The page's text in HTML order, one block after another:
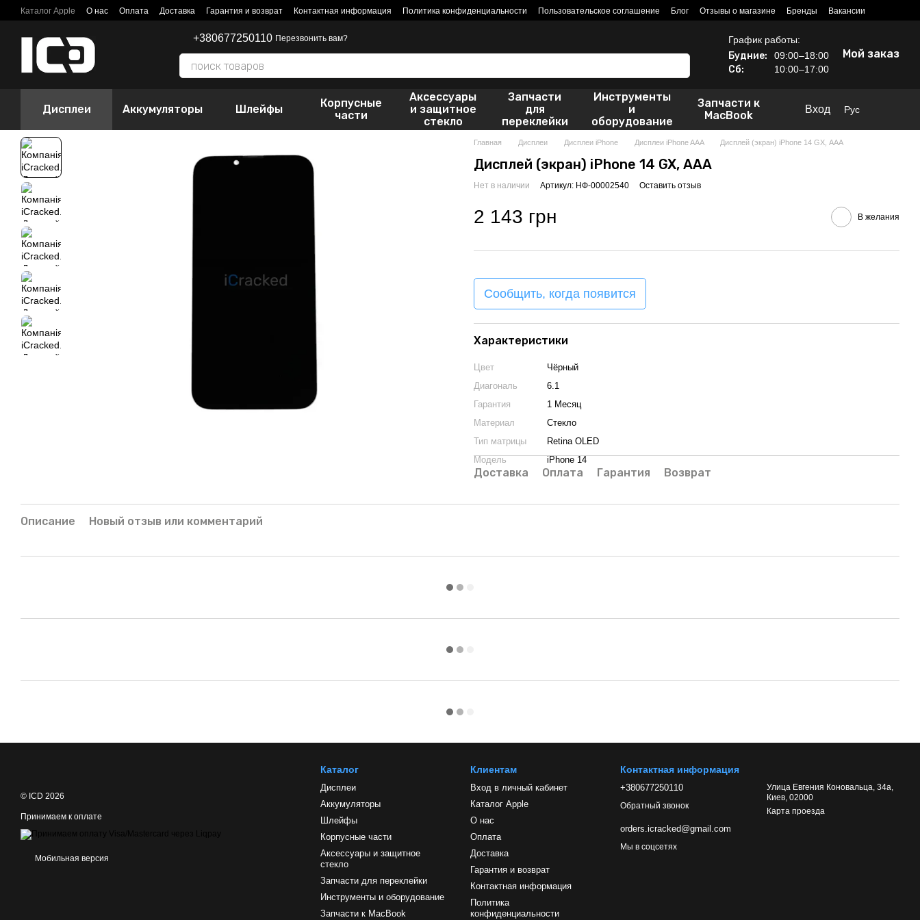
Перейти к основному контенту
Каталог Apple О нас Оплата Доставка Гарантия и возврат Контактная информация Политика конфиденциальности Пользовательское соглашение Блог Отзывы о магазине Бренды Вакансии
+380677250110 Перезвонить вам? График работы:
Будние: 09:00–18:00
Сб: 10:00–17:00
Мой заказ
Дисплеи Аккумуляторы Шлейфы
Корпусные
части
Аксессуары
и защитное
стекло
Запчасти
для
переклейки
Инструменты
и
оборудование
Запчасти к
MacBook
Вход Рус
Главная Дисплеи Дисплеи iPhone Дисплеи iPhone AAA Дисплей (экран) iPhone 14 GX, ААА
Дисплей (экран) iPhone 14 GX, ААА
Нет в наличии Артикул: НФ-00002540 Оставить отзыв
2 143 грн В желания
Сообщить, когда появится
Характеристики
Цвет
Чёрный
Диагональ
6.1
Гарантия
1 Месяц
Материал
Стекло
Тип матрицы
Retina OLED
Модель
iPhone 14
Доставка Оплата Гарантия Возврат
Описание Новый отзыв или комментарий
© ICD 2026
Принимаем к оплате
Мобильная версия
Каталог
Дисплеи
Аккумуляторы
Шлейфы
Корпусные части
Аксессуары и защитное
стекло
Запчасти для переклейки
Инструменты и оборудование
Запчасти к MacBook
Клиентам
Вход в личный кабинет
Каталог Apple
О нас
Оплата
Доставка
Гарантия и возврат
Контактная информация
Политика
конфиденциальности
Контактная информация
+380677250110
Обратный звонок
orders.icracked@gmail.com
Улица Евгения Коновальца, 34а,
Киев, 02000
Карта проезда
Мы в соцсетях